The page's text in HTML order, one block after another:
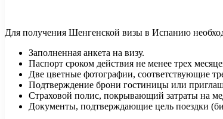
Для получения Шенгенской визы в Испанию
Заполненная анкета на визу.
Паспорт сроком действия не менее трех
Две цветные фотографии, соответствующие
Подтверждение брони гостиницы или
Страховой полис, покрывающий затраты на
Документы, подтверждающие цель поездки